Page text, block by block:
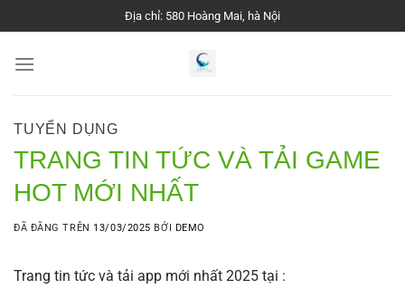
đến
nội
Địa chỉ: 580 Hoàng Mai, hà Nội
TUYỂN DỤNG
TRANG TIN TỨC VÀ TẢI GAME
HOT MỚI NHẤT
ĐÃ ĐĂNG TRÊN 13/03/2025 BỞI DEMO
Trang tin tức và tải app mới nhất 2025 tại :